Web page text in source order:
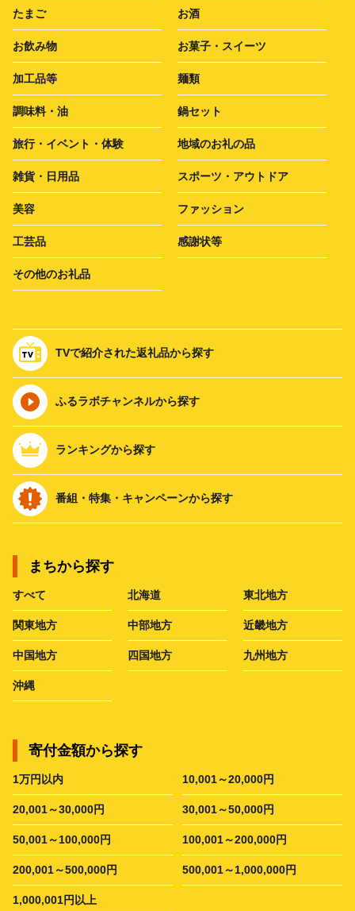
たまご お酒
お飲み物 お菓子・スイーツ
加工品等 麺類
調味料・油 鍋セット
旅行・イベント・体験 地域のお礼の品
雑貨・日用品 スポーツ・アウトドア
美容 ファッション
工芸品 感謝状等
その他のお礼品
TVで紹介された返礼品から探す
ふるラボチャンネルから探す
ランキングから探す
番組・特集・キャンペーンから探す
まちから探す
すべて 北海道 東北地方
関東地方 中部地方 近畿地方
中国地方 四国地方 九州地方
沖縄
寄付金額から探す
1万円以内 10,001～20,000円
20,001～30,000円 30,001～50,000円
50,001～100,000円 100,001～200,000円
200,001～500,000円 500,001～1,000,000円
1,000,001円以上